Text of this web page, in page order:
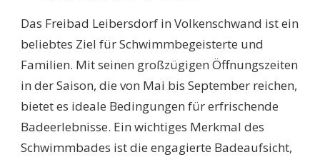
Das Freibad Leibersdorf in Volkenschwand ist ein
beliebtes Ziel für Schwimmbegeisterte und
Familien. Mit seinen großzügigen Öffnungszeiten
in der Saison, die von Mai bis September reichen,
bietet es ideale Bedingungen für erfrischende
Badeerlebnisse. Ein wichtiges Merkmal des
Schwimmbades ist die engagierte Badeaufsicht,